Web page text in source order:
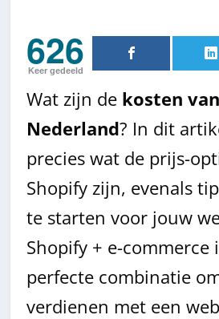
626
Keer gedeeld
Wat zijn de kosten
Nederland? In dit
precies wat de prijs-
Shopify zijn, evenals
te starten voor jouw
Shopify + e-commerce
perfecte combinatie
verdienen met een